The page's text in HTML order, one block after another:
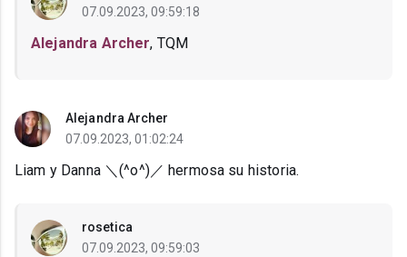
07.09.2023, 09:59:18
Alejandra Archer, TQM
Alejandra Archer
07.09.2023, 01:02:24
Liam y Danna ＼(^o^)／ hermosa su historia.
rosetica
07.09.2023, 09:59:03